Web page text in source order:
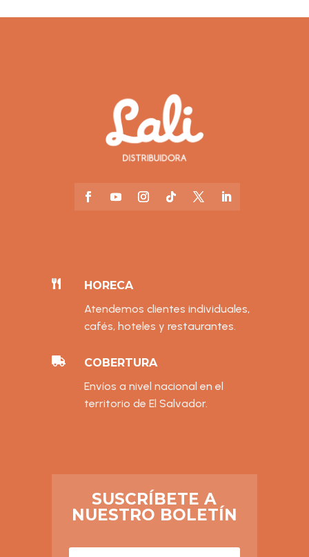

HORECA
Atendemos clientes individuales,
cafés, hoteles y restaurantes.

COBERTURA
Envíos a nivel nacional en el
territorio de El Salvador.
SUSCRÍBETE A
NUESTRO BOLETÍN